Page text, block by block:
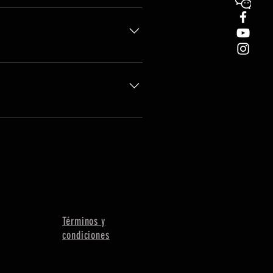
de recogida. Normalmente,
Términos y
condiciones